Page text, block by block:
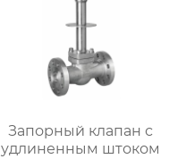
Запорный клапан с
удлиненным штоком